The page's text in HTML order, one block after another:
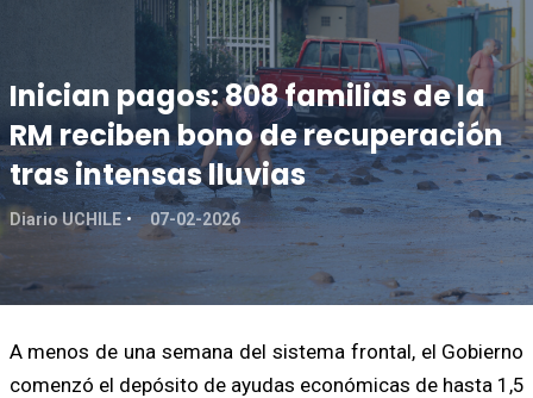
Inician pagos: 808 familias de la
RM reciben bono de recuperación
tras intensas lluvias
Diario UCHILE 07-02-2026
A menos de una semana del sistema frontal, el Gobierno
comenzó el depósito de ayudas económicas de hasta 1,5